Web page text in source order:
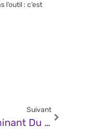
l’outil : c’est
Suivant
JDN – La Qualité Des Données : Le Véritable Déterminant Du Succès De L’IA En Entreprise